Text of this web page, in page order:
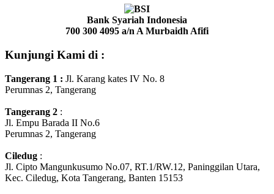
Bank Syariah Indonesia
700 300 4095 a/n A Murbaidh Afifi
Kunjungi Kami di :
Tangerang 1 : Jl. Karang kates IV No. 8
Perumnas 2, Tangerang
Tangerang 2 :
Jl. Empu Barada II No.6
Perumnas 2, Tangerang
Ciledug :
Jl. Cipto Mangunkusumo No.07, RT.1/RW.12, Paninggilan Utara,
Kec. Ciledug, Kota Tangerang, Banten 15153